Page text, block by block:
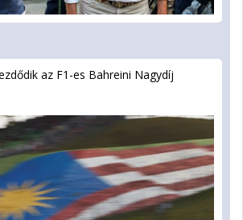
az F1-es Bahreini Nagydíj